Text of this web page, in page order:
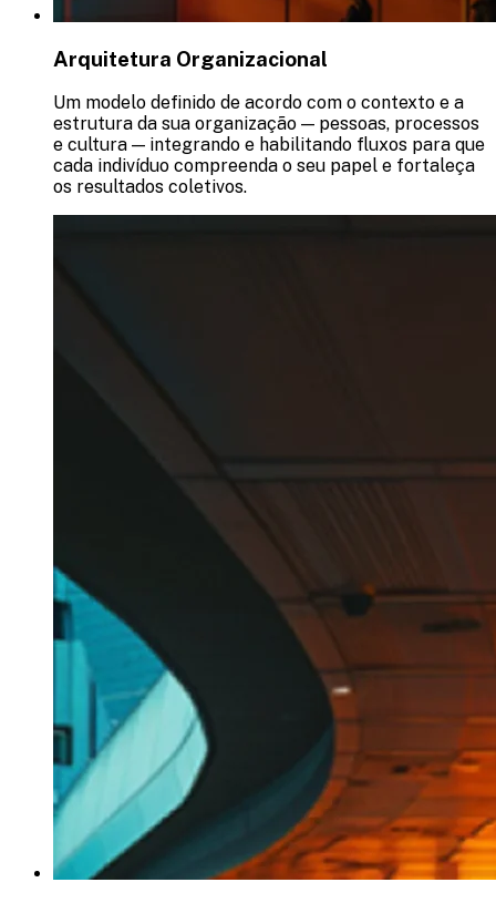
Arquitetura Organizacional
Um modelo definido de acordo com o contexto e a
estrutura da sua organização — pessoas, processos
e cultura — integrando e habilitando fluxos para que
cada indivíduo compreenda o seu papel e fortaleça
os resultados coletivos.